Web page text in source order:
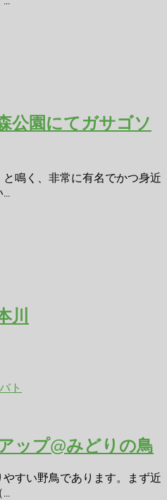
公園にてガサゴソ
鳴く、非常に有名でかつ身近
川
ト
ップ@みどりの鳥
すい野鳥であります。まず近